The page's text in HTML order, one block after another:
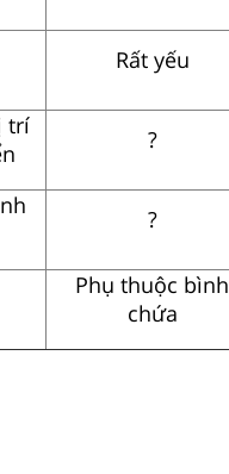
Rất yếu
trí
?
?
Phụ thuộc bình
chứa